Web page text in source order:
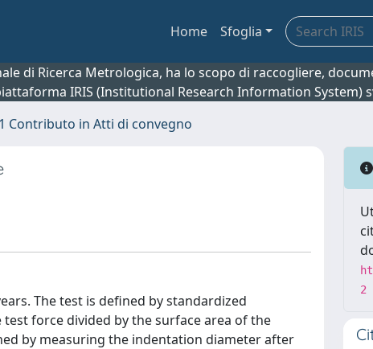
Home Sfoglia
di Ricerca Metrologica, ha lo scopo di raccogliere,
IRIS (Institutional Research Information System)
Contributo in Atti di convegno
The test is defined by standardized
force divided by the surface area of the
by measuring the indentation diameter after
2